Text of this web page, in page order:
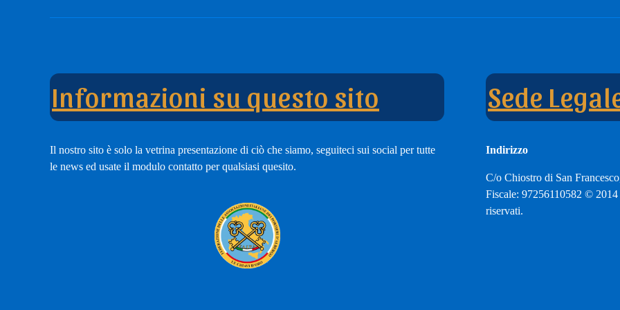
moduloChannel
Informazioni su questo sito
Il nostro sito è solo la vetrina presentazione di ciò che siamo, seguiteci sui social per tutte
le news ed usate il modulo contatto per qualsiasi quesito.
Sede
Indirizzo
C/o Chiostro di San
Fiscale: 97256110582 ©
riservati.